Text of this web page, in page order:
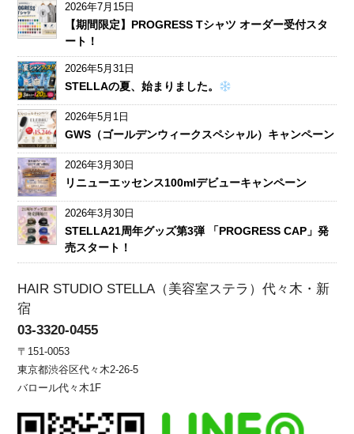
2026年7月15日
【期間限定】PROGRESS Tシャツ オーダー受付スタ
ート！
2026年5月31日
STELLAの夏、始まりました。
2026年5月1日
GWS（ゴールデンウィークスペシャル）キャンペーン
2026年3月30日
リニューエッセンス100mlデビューキャンペーン
2026年3月30日
STELLA21周年グッズ第3弾 「PROGRESS CAP」発
売スタート！
HAIR STUDIO STELLA（美容室ステラ）代々木・新
宿
03-3320-0455
〒151-0053
東京都渋谷区代々木2-26-5
バロール代々木1F